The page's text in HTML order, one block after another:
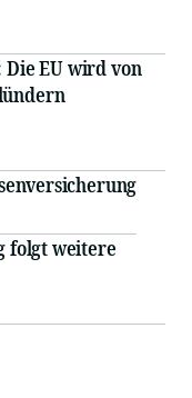
EU wird von
folgt weitere